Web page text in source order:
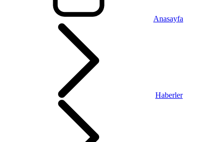
Anasayfa
Haberler